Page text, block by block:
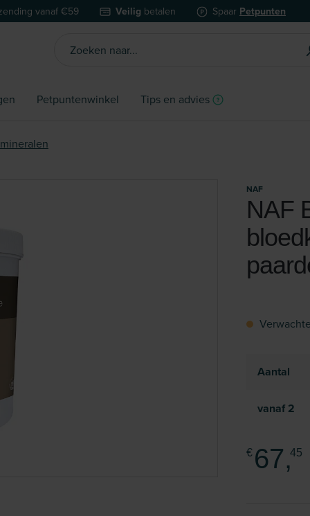
vanaf €59 Veilig betalen Spaar Petpunten
Petpuntenwinkel Tips en advies
NAF
NAF
Aantal
vanaf 2
€ 67,45